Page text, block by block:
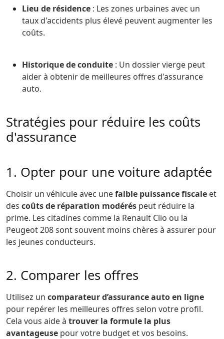
Lieu de résidence : Les zones urbaines avec un
taux d'accidents plus élevé peuvent augmenter les
coûts.​
Historique de conduite : Un dossier vierge peut
aider à obtenir de meilleures offres d'assurance
auto.
Stratégies pour réduire les coûts
d'assurance
1. Opter pour une voiture adaptée
Choisir un véhicule avec unefaible puissance fiscale et
des coûts de réparation modérés peut réduire la
prime. Les citadines comme la Renault Clio ou la
Peugeot 208 sont souvent moins chères à assurer pour
les jeunes conducteurs.
2. Comparer les offres
Utilisez un comparateur d’assurance auto en ligne
pour repérer les meilleures offres selon votre profil.
Cela vous aide à trouver la formule la plus
avantageuse pour votre budget et vos besoins.